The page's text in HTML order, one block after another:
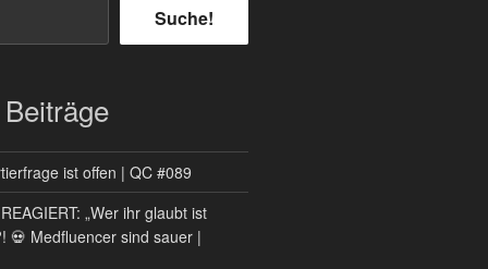
Suche!
ist offen | QC #089
„Wer ihr glaubt ist
💀 Medfluencer sind sauer |